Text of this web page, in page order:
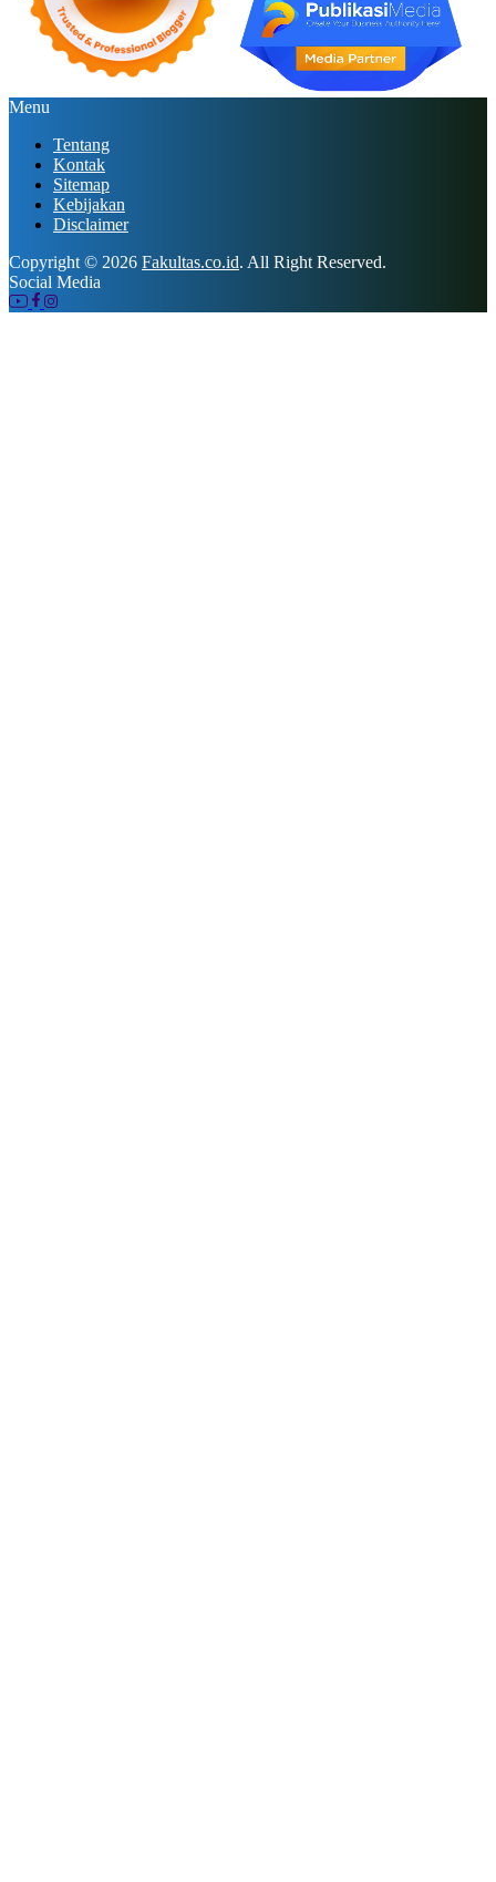
Menu
Tentang
Kontak
Sitemap
Kebijakan
Disclaimer
Copyright © 2026 Fakultas.co.id. All Right Reserved.
Social Media